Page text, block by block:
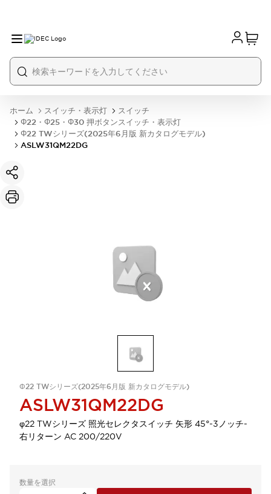
ホーム スイッチ・表示灯
スイッチ
Φ22・Φ25・Φ30 押ボタンスイッチ・表示灯
Φ22 TWシリーズ(2025年6月版 新カタログモデル)
ASLW31QM22DG
Φ22 TWシリーズ(2025年6月版 新カタログモデル)
ASLW31QM22DG
φ22 TWシリーズ 照光セレクタスイッチ 矢形 45°-3ノッチ-
右リターン AC 200/220V
数量を選択